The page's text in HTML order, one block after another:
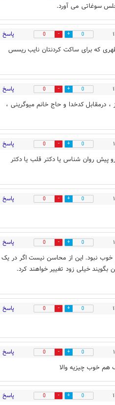
سوغاتی می آورد.
0
0 پاسخ
که برای ساکت کردنتان نایب ریسس
0
0 پاسخ
درمقابل کدخدا و حاج خانم میوگرینی ،
0
0 پاسخ
پیش روان شناس یا دکتر قلب یا دکتر
0
0 پاسخ
0
0 پاسخ
خوب نبود. این از محاسن نیست اگر در یک
بگویند خیلی زود تغییر خواهند کرد.
0
0 پاسخ
0
0 پاسخ
0
0 پاسخ